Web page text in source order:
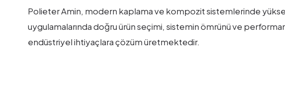
Polieter Amin, modern kaplama ve kompozit sistemlerinde
uygulamalarında doğru ürün seçimi, sistemin ömrünü ve
endüstriyel ihtiyaçlara çözüm üretmektedir.